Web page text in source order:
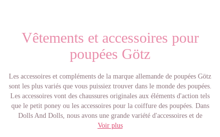
Vêtements et accessoires pour
poupées Götz
Les accessoires et compléments de la marque allemande de poupées Götz
sont les plus variés que vous puissiez trouver dans le monde des poupées.
Les accessoires vont des chaussures originales aux éléments d'action tels
que le petit poney ou les accessoires pour la coiffure des poupées. Dans
Dolls And Dolls, nous avons une grande variété d'accessoires et de
compléments pour vos poupées Götz que vous adorerez utiliser avec elles.
Voir plus